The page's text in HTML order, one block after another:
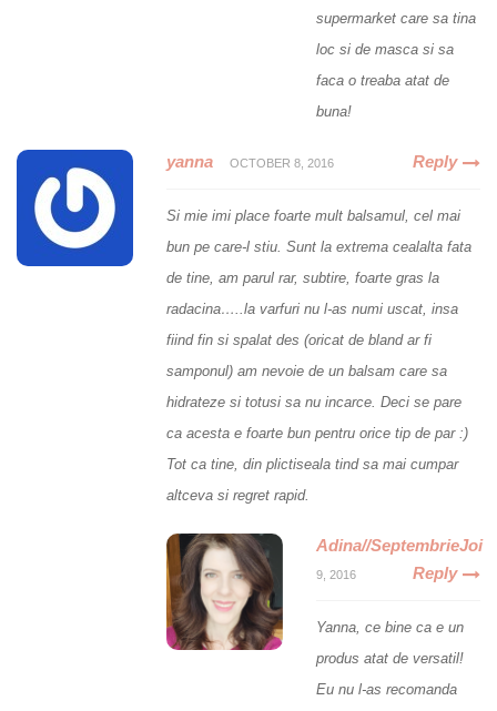
supermarket care sa tina
loc si de masca si sa
faca o treaba atat de
buna!
yanna OCTOBER 8, 2016 Reply
Si mie imi place foarte mult balsamul, cel mai
bun pe care-l stiu. Sunt la extrema cealalta fata
de tine, am parul rar, subtire, foarte gras la
radacina…..la varfuri nu l-as numi uscat, insa
fiind fin si spalat des (oricat de bland ar fi
samponul) am nevoie de un balsam care sa
hidrateze si totusi sa nu incarce. Deci se pare
ca acesta e foarte bun pentru orice tip de par :)
Tot ca tine, din plictiseala tind sa mai cumpar
altceva si regret rapid.
Adina//SeptembrieJoi
9, 2016 Reply
Yanna, ce bine ca e un
produs atat de versatil!
Eu nu l-as recomanda